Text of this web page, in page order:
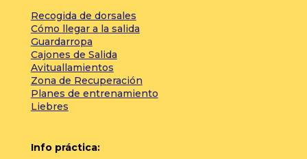
Recogida de dorsales
Cómo llegar a la salida
Guardarropa
Cajones de Salida
Avituallamientos
Zona de Recuperación
Planes de entrenamiento
Liebres
Info práctica: